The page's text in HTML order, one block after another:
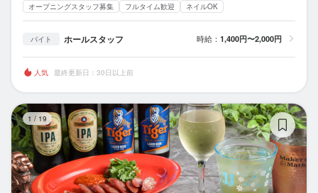
オープニングスタッフ募集 フルタイム歓迎 ネイルOK
バイト ホールスタッフ 時給： 1,400円〜2,000円
人気 最終更新日：30日以上前
1 / 19